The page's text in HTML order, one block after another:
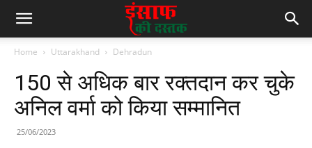
Home Uttarakhand Dehradun
150 से अधिक बार रक्तदान कर चुके
अनिल वर्मा को किया सम्मानित
25/06/2023